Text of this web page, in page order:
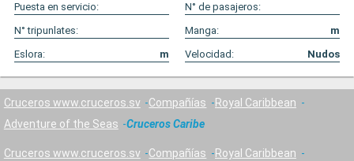
Puesta en servicio:
N° de pasajeros:
N° tripunlates:
Manga:
m
Eslora:
m Velocidad: Nudos
Cruceros www.cruceros.sv Compañías
Royal Caribbean
Adventure of the Seas
Cruceros Caribe
Cruceros www.cruceros.sv Compañías
Royal Caribbean